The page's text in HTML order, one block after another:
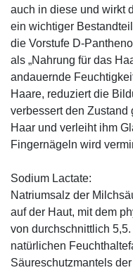
auch in diese und wirkt
ein wichtiger
die Vorstufe D-
als „Nahrung für das
andauernde
Haare, reduziert die
verbessert den Zustand
Haar und verleiht ihm
Fingernägeln wird
Sodium Lactate:
Natriumsalz der
auf der Haut, mit dem
von durchschnittlich
natürlichen
Säureschutzmantels